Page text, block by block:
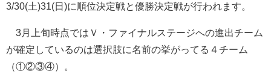
3/30(土)31(日)に順位決定戦と優勝決定戦が行われます。
3月上旬時点ではＶ・ファイナルステージへの進出チーム
が確定しているのは選択肢に名前の挙がってる４チーム
（①②③④）。